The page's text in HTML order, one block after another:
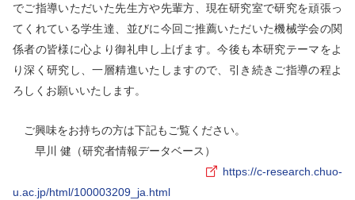
でご指導いただいた先生方や先輩方、現在研究室で研究を頑張っ
てくれている学生達、並びに今回ご推薦いただいた機械学会の関
係者の皆様に心より御礼申し上げます。今後も本研究テーマをよ
り深く研究し、一層精進いたしますので、引き続きご指導の程よ
ろしくお願いいたします。
ご興味をお持ちの方は下記もご覧ください。
早川 健（研究者情報データベース）
https://c-research.chuo-
u.ac.jp/html/100003209_ja.html